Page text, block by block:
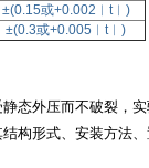
±(0.15或+0.002︱t︱)
±(0.3或+0.005︱t︱)
态外压而不破裂，
构形式、安装方法